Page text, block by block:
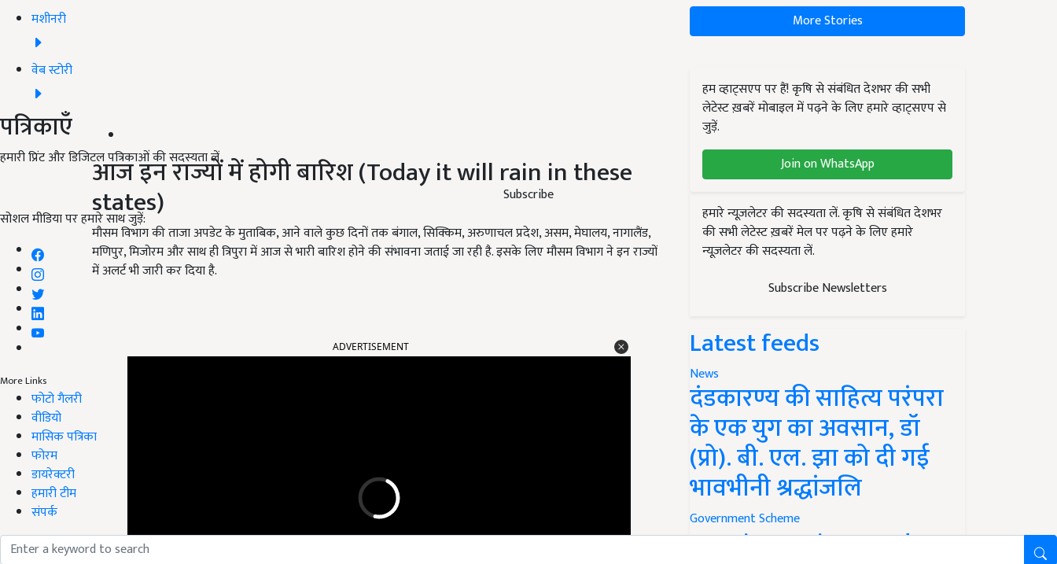
मशीनरी
वेब स्टोरी
पत्रिकाएँ
हमारी प्रिंट और डिजिटल पत्रिकाओं की सदस्यता लें
Subscribe
सोशल मीडिया पर हमारे साथ जुड़ें:
More Links
फोटो गैलरी
वीडियो
मासिक पत्रिका
फोरम
डायरेक्टरी
हमारी टीम
संपर्क
आज इन राज्यों में होगी बारिश (Today it will rain in these
states)
मौसम विभाग की ताजा अपडेट के मुताबिक, आने वाले कुछ दिनों तक बंगाल, सिक्किम, अरुणाचल प्रदेश, असम, मेघालय, नागालैंड,
मणिपुर, मिजोरम और साथ ही त्रिपुरा में आज से भारी बारिश होने की संभावना जताई जा रही है. इसके लिए मौसम विभाग ने इन राज्यों
में अलर्ट भी जारी कर दिया है.
More Stories
हम व्हाट्सएप पर हैं! कृषि से संबंधित देशभर की सभी
लेटेस्ट ख़बरें मोबाइल में पढ़ने के लिए हमारे व्हाट्सएप से
जुड़ें.
Join on WhatsApp
हमारे न्यूज़लेटर की सदस्यता लें. कृषि से संबंधित देशभर
की सभी लेटेस्ट ख़बरें मेल पर पढ़ने के लिए हमारे
न्यूज़लेटर की सदस्यता लें.
Subscribe Newsletters
Latest feeds
News
दंडकारण्य की साहित्य परंपरा
के एक युग का अवसान, डॉ
(प्रो). बी. एल. झा को दी गई
भावभीनी श्रद्धांजलि
Government Scheme
PM Kisan Yojana Update: